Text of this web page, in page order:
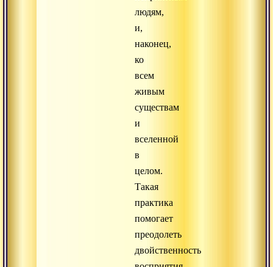
людям,
и,
наконец,
ко
всем
живым
существам
и
вселенной
в
целом.
Такая
практика
помогает
преодолеть
двойственность